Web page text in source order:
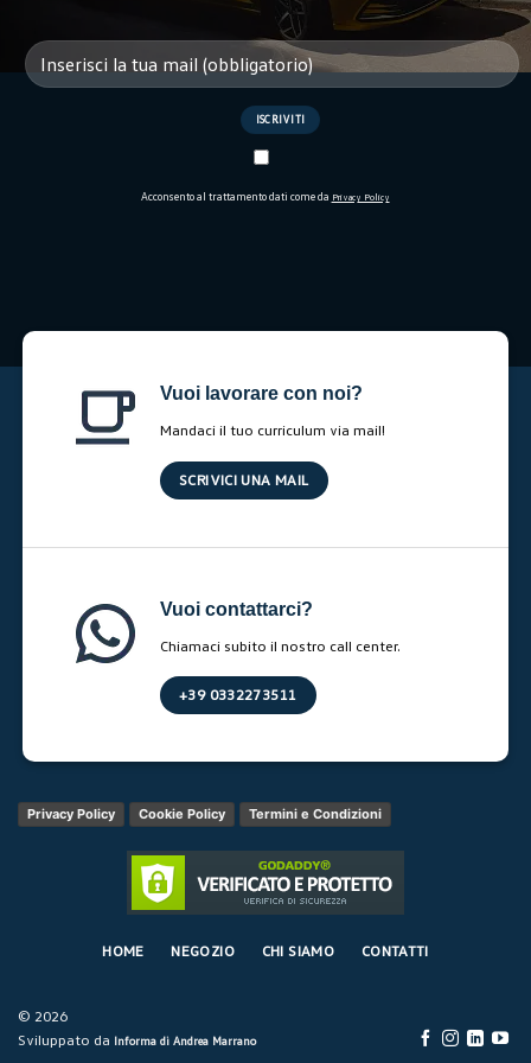
Acconsento al trattamento dati come da Privacy Policy
Vuoi lavorare con noi?
Mandaci il tuo curriculum via mail!
SCRIVICI UNA MAIL
Vuoi contattarci?
Chiamaci subito il nostro call center.
+39 0332273511
Privacy Policy Cookie Policy Termini e Condizioni
© 2026
Sviluppato da Informa di Andrea Marrano
HOME NEGOZIO CHI SIAMO CONTATTI